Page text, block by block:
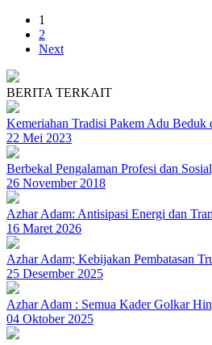
1
2
Next
BERITA TERKAIT
Kemeriahan Tradisi Pakem Adu Beduk
22 Mei 2023
Berbekal Pengalaman Profesi dan
26 November 2018
Azhar Adam: Antisipasi Energi dan
16 Maret 2026
Azhar Adam; Kebijakan Pembatasan
25 Desember 2025
Azhar Adam : Semua Kader Golkar
04 Oktober 2025